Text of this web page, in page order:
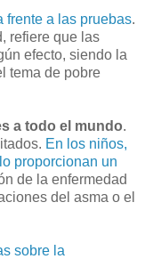
frente a las pruebas.
refiere que las
efecto, siendo la
tema de pobre
a todo el mundo.
En los niños,
proporcionan un
de la enfermedad
del asma o el
sobre la